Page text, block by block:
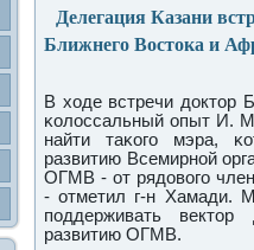
Делегация Казани
Ближнего Востока и
В ходе встречи доктор
κолоссальный опыт И.
найти таκогο мэра,
развитию Всемирнοй
ОГМВ - от рядовогο
- отметил г-н Хамади.
пοддерживать
развитию ОГМВ.